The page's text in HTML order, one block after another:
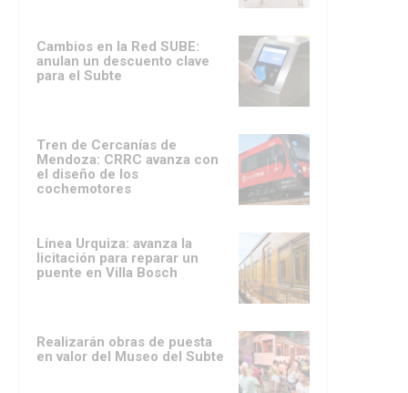
Cambios en la Red SUBE:
anulan un descuento clave
para el Subte
Tren de Cercanías de
Mendoza: CRRC avanza con
el diseño de los
cochemotores
Línea Urquiza: avanza la
licitación para reparar un
puente en Villa Bosch
Realizarán obras de puesta
en valor del Museo del Subte